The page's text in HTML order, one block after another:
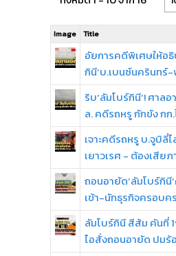
Image Title
อัยการคดีพิเศษให้อ
กินี’บ.เบนซ์นครินทร์-
ริบ‘ลัมโบร์กินี’! ศา
ล. คดีรถหรู กักขัง กก.
เจาะคดีรถหรู บ.จูบิลี่
เยาวเรศ - ต้องเสียภ
ถอนอายัด‘ลัมโบร์กินี
เข้า-นักธุรกิจครอบค
ลัมโบร์กินี สีส้ม คันที่
ไอสั่งถอนอายัด ปมร้